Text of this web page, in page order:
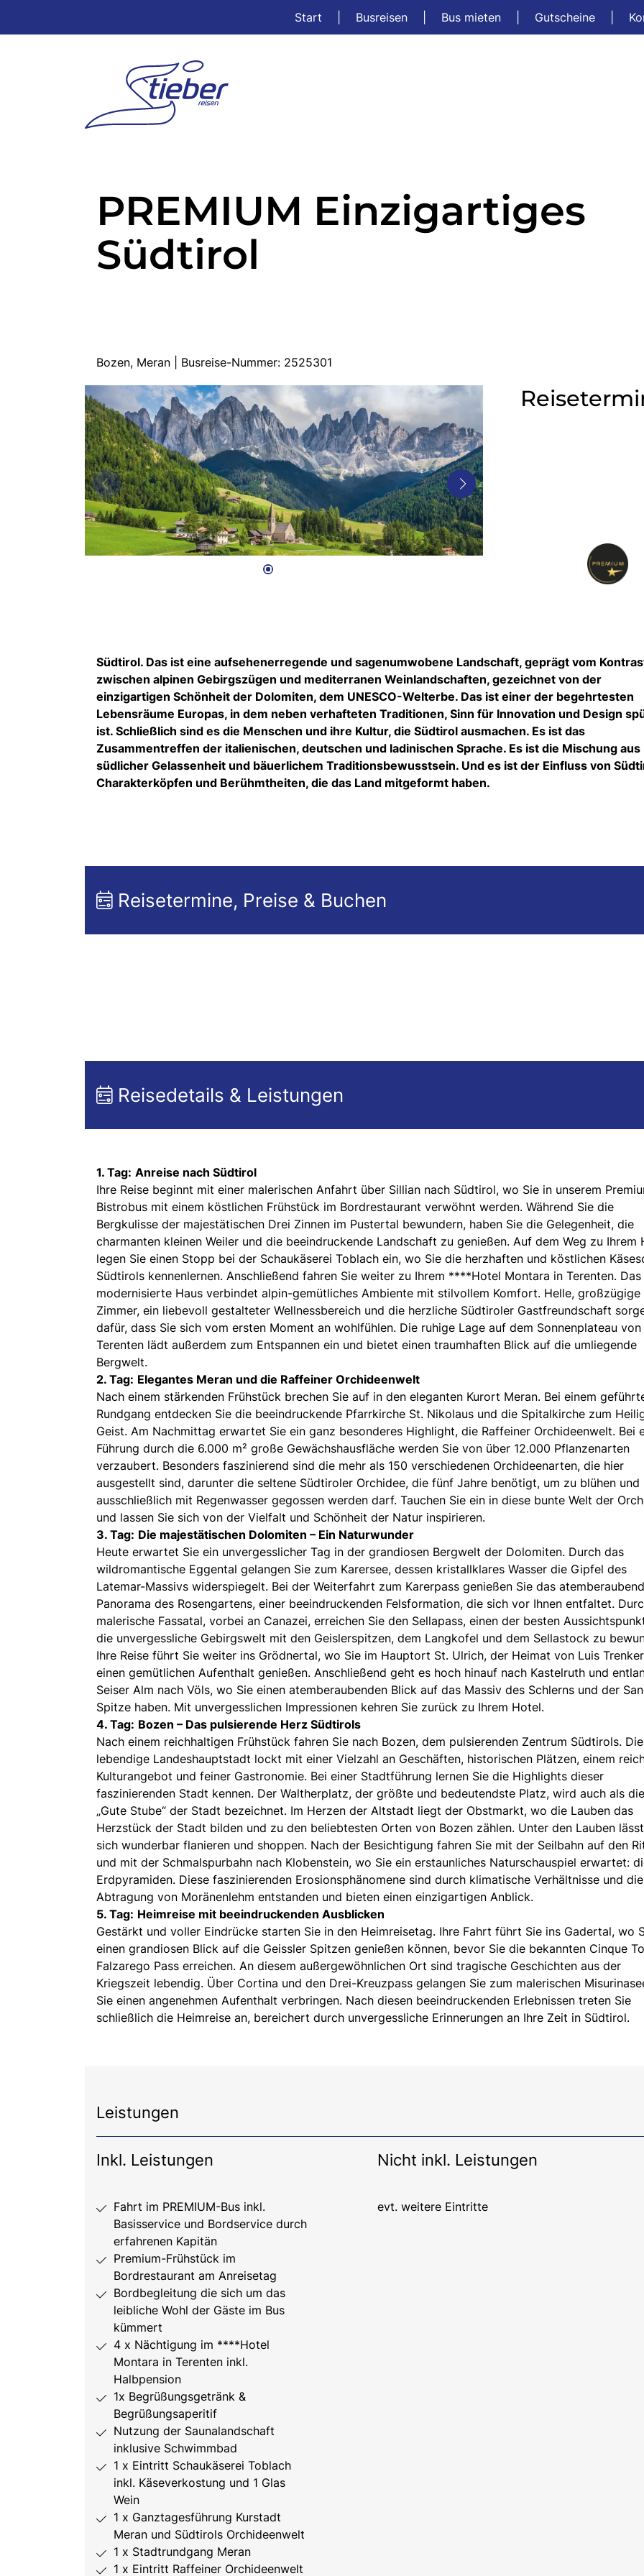
Start Busreisen Bus mieten Gutscheine
PREMIUM Einzigartiges
Südtirol
Bozen, Meran | Busreise-Nummer: 2525301
Südtirol. Das ist eine aufsehenerregende und sagenumwobene Landschaft, geprägt vom
zwischen alpinen Gebirgszügen und mediterranen Weinlandschaften, gezeichnet von der
einzigartigen Schönheit der Dolomiten, dem UNESCO-Welterbe. Das ist einer der begehrtesten
Lebensräume Europas, in dem neben verhafteten Traditionen, Sinn für Innovation und Design
ist. Schließlich sind es die Menschen und ihre Kultur, die Südtirol ausmachen. Es ist das
Zusammentreffen der italienischen, deutschen und ladinischen Sprache. Es ist die Mischung aus
südlicher Gelassenheit und bäuerlichem Traditionsbewusstsein. Und es ist der Einfluss von
Charakterköpfen und Berühmtheiten, die das Land mitgeformt haben.
Reisetermine, Preise & Buchen
Reisedetails & Leistungen
1. Tag: Anreise nach Südtirol
Ihre Reise beginnt mit einer malerischen Anfahrt über Sillian nach Südtirol, wo Sie in unserem
Bistrobus mit einem köstlichen Frühstück im Bordrestaurant verwöhnt werden. Während Sie die
Bergkulisse der majestätischen Drei Zinnen im Pustertal bewundern, haben Sie die Gelegenheit, die
charmanten kleinen Weiler und die beeindruckende Landschaft zu genießen. Auf dem Weg zu Ihrem
legen Sie einen Stopp bei der Schaukäserei Toblach ein, wo Sie die herzhaften und köstlichen
Südtirols kennenlernen. Anschließend fahren Sie weiter zu Ihrem ****Hotel Montara in Terenten. Das
modernisierte Haus verbindet alpin-gemütliches Ambiente mit stilvollem Komfort. Helle, großzügige
Zimmer, ein liebevoll gestalteter Wellnessbereich und die herzliche Südtiroler Gastfreundschaft
dafür, dass Sie sich vom ersten Moment an wohlfühlen. Die ruhige Lage auf dem Sonnenplateau von
Terenten lädt außerdem zum Entspannen ein und bietet einen traumhaften Blick auf die umliegende
Bergwelt.
2. Tag: Elegantes Meran und die Raffeiner Orchideenwelt
Nach einem stärkenden Frühstück brechen Sie auf in den eleganten Kurort Meran. Bei einem
Rundgang entdecken Sie die beeindruckende Pfarrkirche St. Nikolaus und die Spitalkirche zum
Geist. Am Nachmittag erwartet Sie ein ganz besonderes Highlight, die Raffeiner Orchideenwelt. Bei
Führung durch die 6.000 m² große Gewächshausfläche werden Sie von über 12.000 Pflanzenarten
verzaubert. Besonders faszinierend sind die mehr als 150 verschiedenen Orchideenarten, die hier
ausgestellt sind, darunter die seltene Südtiroler Orchidee, die fünf Jahre benötigt, um zu blühen und
ausschließlich mit Regenwasser gegossen werden darf. Tauchen Sie ein in diese bunte Welt der
und lassen Sie sich von der Vielfalt und Schönheit der Natur inspirieren.
3. Tag: Die majestätischen Dolomiten – Ein Naturwunder
Heute erwartet Sie ein unvergesslicher Tag in der grandiosen Bergwelt der Dolomiten. Durch das
wildromantische Eggental gelangen Sie zum Karersee, dessen kristallklares Wasser die Gipfel des
Latemar-Massivs widerspiegelt. Bei der Weiterfahrt zum Karerpass genießen Sie das
Panorama des Rosengartens, einer beeindruckenden Felsformation, die sich vor Ihnen entfaltet.
malerische Fassatal, vorbei an Canazei, erreichen Sie den Sellapass, einen der besten
die unvergessliche Gebirgswelt mit den Geislerspitzen, dem Langkofel und dem Sellastock zu
Ihre Reise führt Sie weiter ins Grödnertal, wo Sie im Hauptort St. Ulrich, der Heimat von Luis
einen gemütlichen Aufenthalt genießen. Anschließend geht es hoch hinauf nach Kastelruth und
Seiser Alm nach Völs, wo Sie einen atemberaubenden Blick auf das Massiv des Schlerns und der
Spitze haben. Mit unvergesslichen Impressionen kehren Sie zurück zu Ihrem Hotel.
4. Tag: Bozen – Das pulsierende Herz Südtirols
Nach einem reichhaltigen Frühstück fahren Sie nach Bozen, dem pulsierenden Zentrum Südtirols.
lebendige Landeshauptstadt lockt mit einer Vielzahl an Geschäften, historischen Plätzen, einem
Kulturangebot und feiner Gastronomie. Bei einer Stadtführung lernen Sie die Highlights dieser
faszinierenden Stadt kennen. Der Waltherplatz, der größte und bedeutendste Platz, wird auch als die
„Gute Stube“ der Stadt bezeichnet. Im Herzen der Altstadt liegt der Obstmarkt, wo die Lauben das
Herzstück der Stadt bilden und zu den beliebtesten Orten von Bozen zählen. Unter den Lauben
sich wunderbar flanieren und shoppen. Nach der Besichtigung fahren Sie mit der Seilbahn auf den
und mit der Schmalspurbahn nach Klobenstein, wo Sie ein erstaunliches Naturschauspiel erwartet:
Erdpyramiden. Diese faszinierenden Erosionsphänomene sind durch klimatische Verhältnisse und die
Abtragung von Moränenlehm entstanden und bieten einen einzigartigen Anblick.
5. Tag: Heimreise mit beeindruckenden Ausblicken
Gestärkt und voller Eindrücke starten Sie in den Heimreisetag. Ihre Fahrt führt Sie ins Gadertal, wo
einen grandiosen Blick auf die Geissler Spitzen genießen können, bevor Sie die bekannten Cinque
Falzarego Pass erreichen. An diesem außergewöhnlichen Ort sind tragische Geschichten aus der
Kriegszeit lebendig. Über Cortina und den Drei-Kreuzpass gelangen Sie zum malerischen
Sie einen angenehmen Aufenthalt verbringen. Nach diesen beeindruckenden Erlebnissen treten Sie
schließlich die Heimreise an, bereichert durch unvergessliche Erinnerungen an Ihre Zeit in Südtirol.
Leistungen
Inkl. Leistungen
Fahrt im PREMIUM-Bus inkl.
Basisservice und Bordservice durch
erfahrenen Kapitän
Premium-Frühstück im
Bordrestaurant am Anreisetag
Bordbegleitung die sich um das
leibliche Wohl der Gäste im Bus
kümmert
4 x Nächtigung im ****Hotel
Montara in Terenten inkl.
Halbpension
1x Begrüßungsgetränk &
Begrüßungsaperitif
Nutzung der Saunalandschaft
inklusive Schwimmbad
1 x Eintritt Schaukäserei Toblach
inkl. Käseverkostung und 1 Glas
Wein
1 x Ganztagesführung Kurstadt
Meran und Südtirols Orchideenwelt
1 x Stadtrundgang Meran
1 x Eintritt Raffeiner Orchideenwelt
Nicht inkl. Leistungen
evt. weitere Eintritte